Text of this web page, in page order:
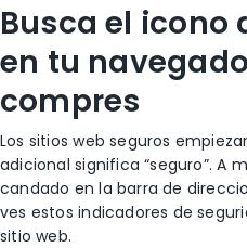
Busca el icono
en tu
compres
Los sitios web seguros
adicional significa “seguro”. A
candado en la barra de
ves estos indicadores de
sitio web.